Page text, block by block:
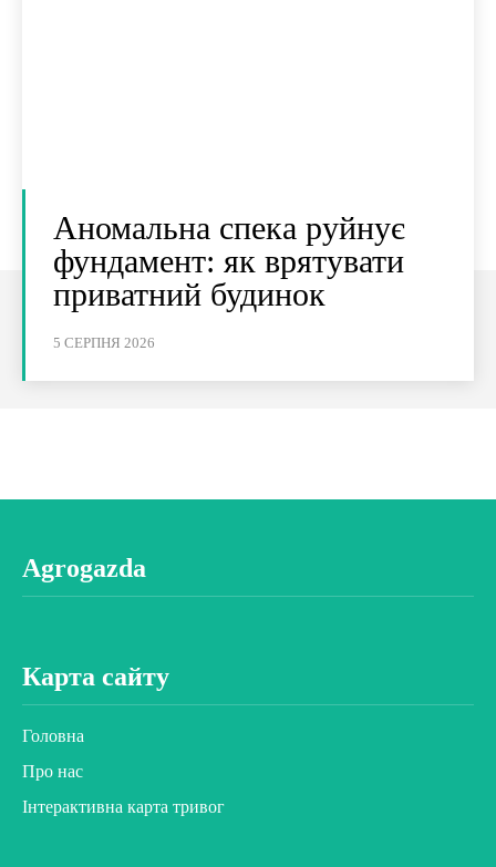
Аномальна спека руйнує
фундамент: як врятувати
приватний будинок
5 СЕРПНЯ 2026
Agrogazda
Карта сайту
Головна
Про нас
Інтерактивна карта тривог